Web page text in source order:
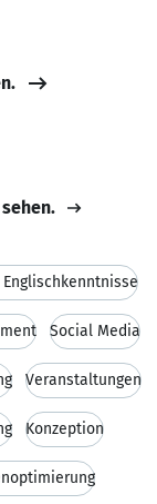
Social Media
Veranstaltungen
Konzeption